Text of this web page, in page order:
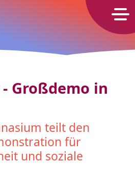
Dresden
Großdemo in
teilt den
für
und soziale